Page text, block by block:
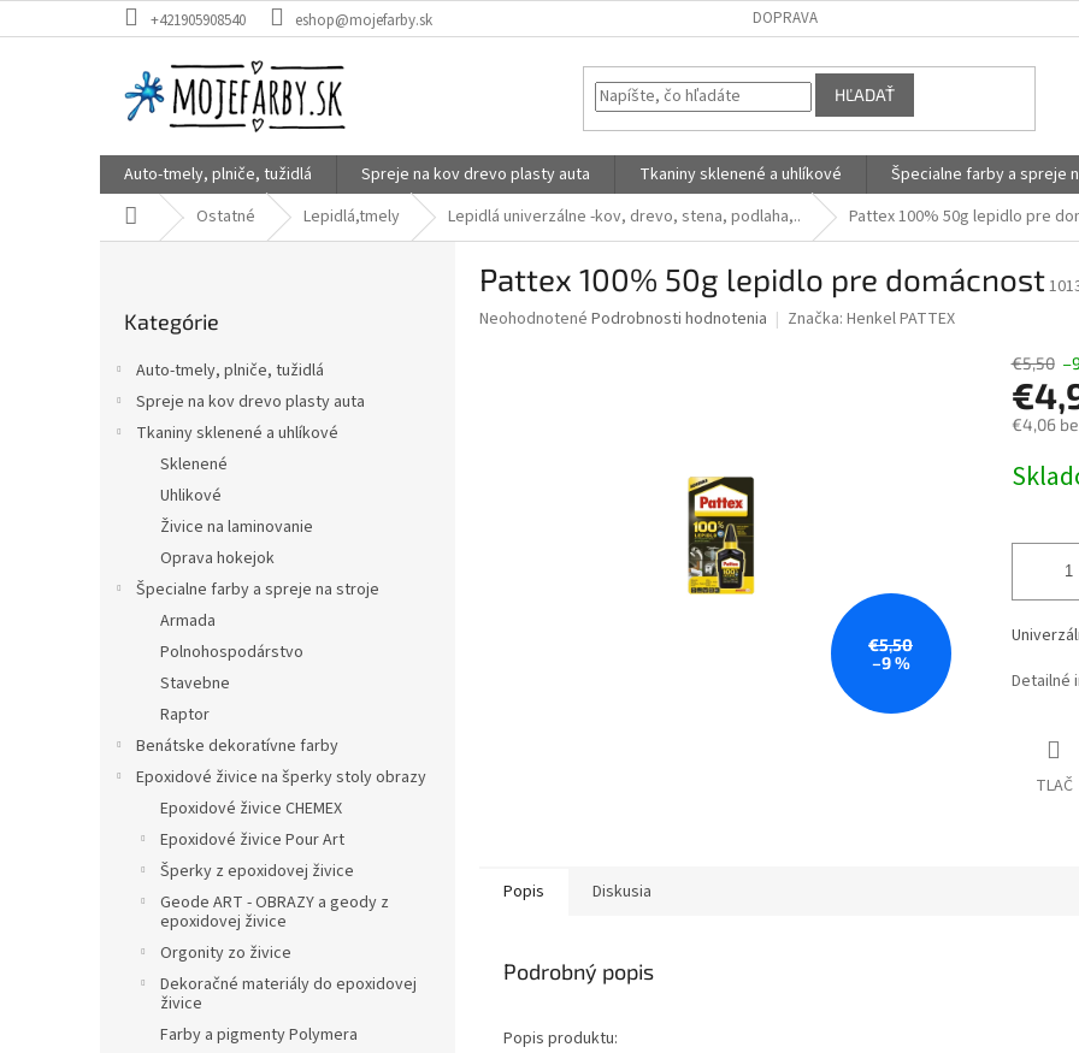
na
+421905908540 eshop@mojefarby.sk DOPRAVA
HĽADAŤ
Auto-tmely, plniče, tužidlá Spreje na kov drevo plasty auta Tkaniny sklenené a uhlíkové Špecialne farby a spreje
Domov Ostatné Lepidlá,tmely Lepidlá univerzálne -kov, drevo, stena, podlaha,.. Pattex 100% 50g lepidlo pre
kategórie
Kategórie
Auto-tmely, plniče, tužidlá
Spreje na kov drevo plasty auta
Tkaniny sklenené a uhlíkové
Sklenené
Uhlikové
Živice na laminovanie
Oprava hokejok
Špecialne farby a spreje na stroje
Armada
Polnohospodárstvo
Stavebne
Raptor
Benátske dekoratívne farby
Epoxidové živice na šperky stoly obrazy
Epoxidové živice CHEMEX
Epoxidové živice Pour Art
Šperky z epoxidovej živice
Geode ART - OBRAZY a geody z
epoxidovej živice
Orgonity zo živice
Dekoračné materiály do epoxidovej
živice
Farby a pigmenty Polymera
Pattex 100% 50g lepidlo pre domácnost
Priemerné
Neohodnotené Podrobnosti hodnotenia Značka: Henkel PATTEX
€5,50
–9 %
€5,50
€4,06
cena:
Detailné
TLAČ
Popis Diskusia
Podrobný popis
Popis produktu: